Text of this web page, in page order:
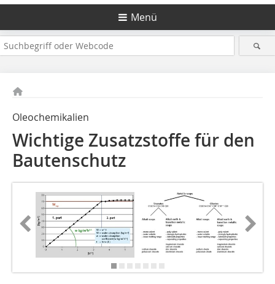
Menü
Oleochemikalien
Wichtige Zusatzstoffe für den
Bautenschutz